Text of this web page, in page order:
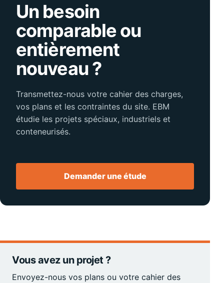
Un besoin
comparable ou
entièrement
nouveau ?
Transmettez-nous votre cahier des charges,
vos plans et les contraintes du site. EBM
étudie les projets spéciaux, industriels et
conteneurisés.
Demander une étude
Vous avez un projet ?
Envoyez-nous vos plans ou votre cahier des